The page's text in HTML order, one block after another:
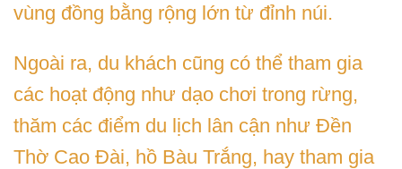
vùng đồng bằng rộng lớn từ đỉnh núi.
Ngoài ra, du khách cũng có thể tham gia
các hoạt động như dạo chơi trong rừng,
thăm các điểm du lịch lân cận như Đền
Thờ Cao Đài, hồ Bàu Trắng, hay tham gia